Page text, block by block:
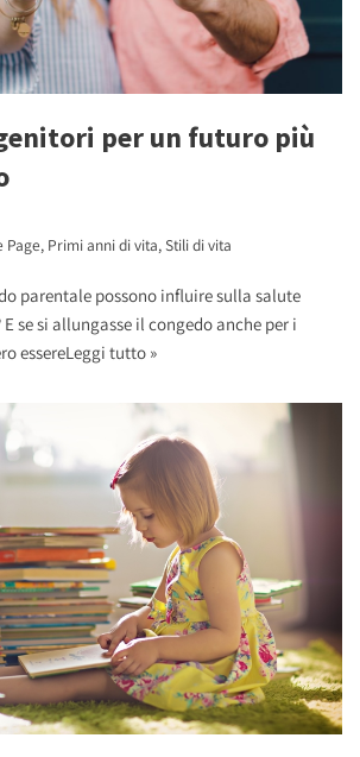
per un futuro più
Page, Primi anni di vita,Stili di vita
parentale possono influire sulla salute
se si allungasse il congedo anche per i
essereLeggi tutto »